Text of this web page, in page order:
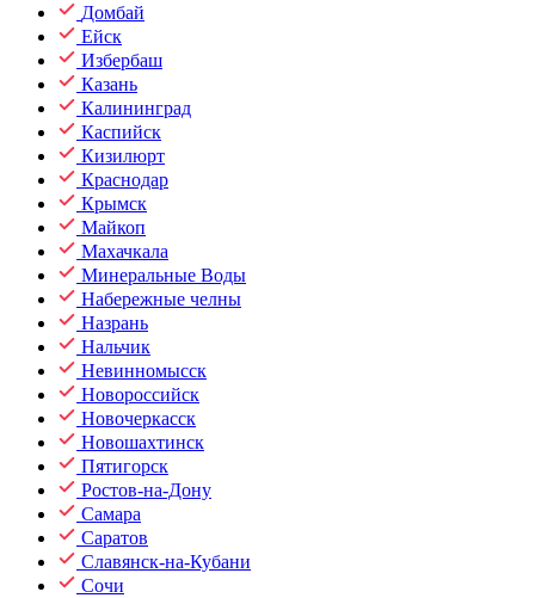
Домбай
Ейск
Избербаш
Казань
Калининград
Каспийск
Кизилюрт
Краснодар
Крымск
Майкоп
Махачкала
Минеральные Воды
Набережные челны
Назрань
Нальчик
Невинномысск
Новороссийск
Новочеркасск
Новошахтинск
Пятигорск
Ростов-на-Дону
Самара
Саратов
Славянск-на-Кубани
Сочи